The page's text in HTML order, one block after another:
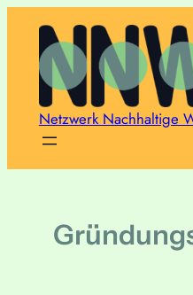
springen
Netzwerk Nachhaltige